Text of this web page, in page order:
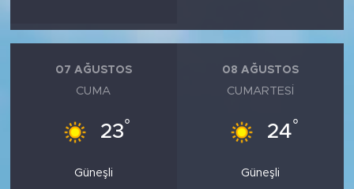
07 AĞUSTOS
CUMA
23°
Güneşli
08 AĞUSTOS
CUMARTESI
24°
Güneşli
FOTO GALERİ
VİDEOLAR